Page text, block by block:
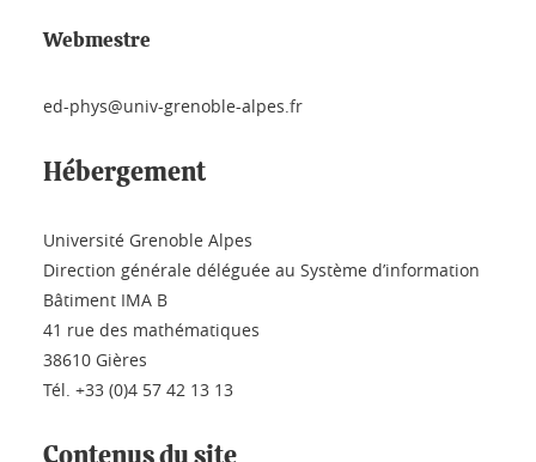
Webmestre
ed-phys@univ-grenoble-alpes.fr
Hébergement
Université Grenoble Alpes
Direction générale déléguée au Système d’information
Bâtiment IMA B
41 rue des mathématiques
38610 Gières
Tél. +33 (0)4 57 42 13 13
Contenus du site